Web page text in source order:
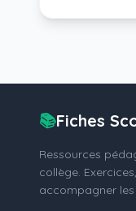
📚Fiches
Ressources
collège.
accompagner les